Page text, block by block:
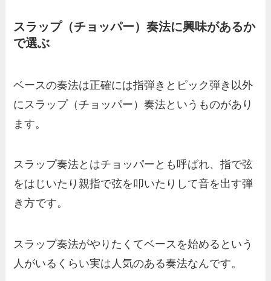
スラップ（チョッパー）奏法に興味があるか
で選ぶ
ベースの奏法は正確には指弾きとピック弾き以外
にスラップ（チョッパー）奏法というものがあり
ます。
スラップ奏法とはチョッパーとも呼ばれ、指で弦
をはじいたり親指で弦を叩いたりして音を出す弾
き方です。
スラップ奏法がやりたくてベースを始めるという
人がいるくらい実は人気のある奏法なんです。